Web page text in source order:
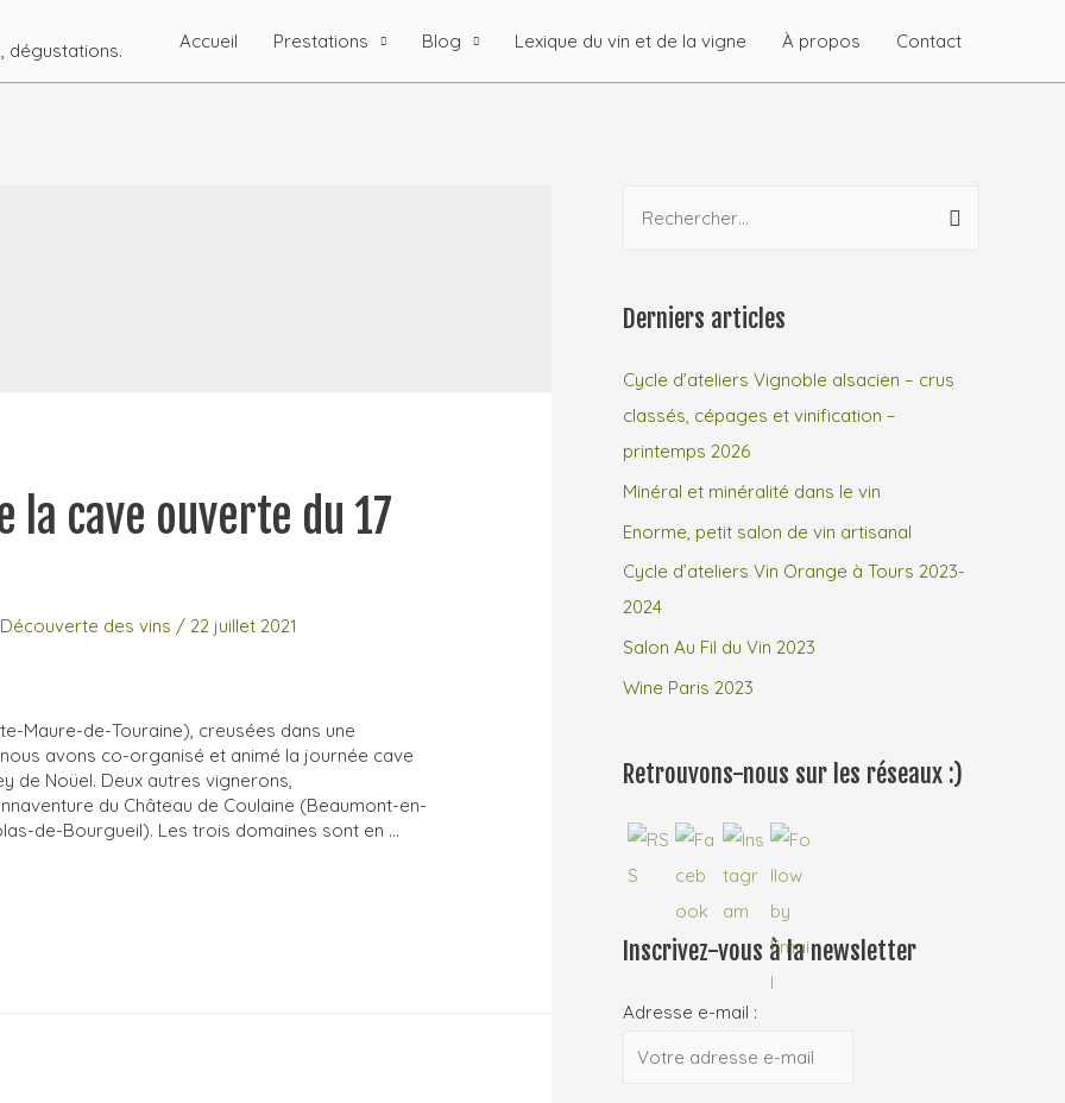
dégustations. Accueil Prestations Blog Lexique du vin et de la vigne À propos Contact
la cave ouverte du 17
Découverte des vins /22 juillet 2021
Maure-de-Touraine), creusées dans une
avons co-organisé et animé la journée cave
de Noüel. Deux autres vignerons,
du Château de Coulaine (Beaumont-en-
de-Bourgueil). Les trois domaines sont en …
h
r
c
h
e
r
Derniers articles
Cycle d’ateliers Vignoble alsacien – crus
classés, cépages et vinification –
printemps 2026
Minéral et minéralité dans le vin
Enorme, petit salon de vin artisanal
Cycle d’ateliers Vin Orange à Tours 2023-
2024
Salon Au Fil du Vin 2023
Wine Paris 2023
Retrouvons-nous sur les réseaux :)
Inscrivez-vous à la newsletter
Adresse e-mail :